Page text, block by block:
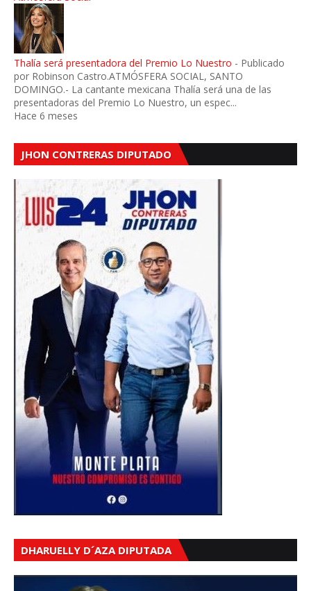
Thalía será presentadora del Premio Lo Nuestro - Publicado
por Robinson Castro.ATMÓSFERA SOCIAL, SANTO
DOMINGO.- La cantante mexicana Thalía será una de las
presentadoras del Premio Lo Nuestro, un espec...
Hace 6 meses
JHON CONTRERAS DIPUTADO
DHARUELLY D´AZA DIPUTADA